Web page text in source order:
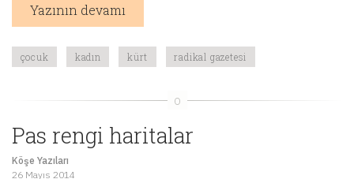
Yazının devamı
çocuk kadın kürt radikal gazetesi
Pas rengi haritalar
Köşe Yazıları
26 Mayıs 2014